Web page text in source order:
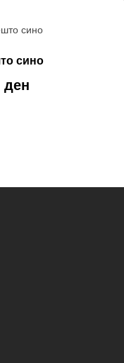
сино
ден